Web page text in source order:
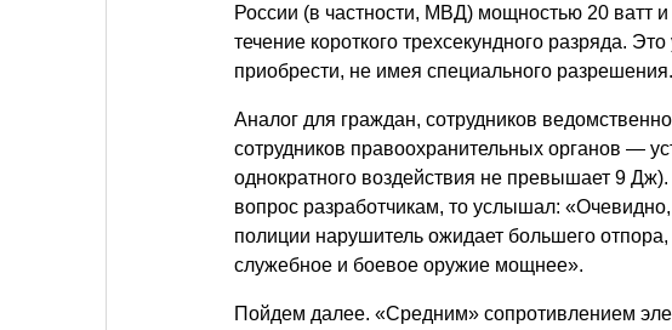
России (в частности, МВД) мощностью 20 ватт
течение короткого трехсекундного разряда.
приобрести, не имея специального разрешения.
Аналог для граждан, сотрудников
сотрудников правоохранительных органов —
однократного воздействия не превышает 9
вопрос разработчикам, то услышал:
полиции нарушитель ожидает большего
служебное и боевое оружие мощнее».
Пойдем далее. «Средним» сопротивлением